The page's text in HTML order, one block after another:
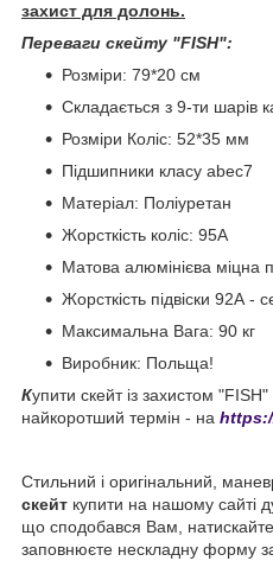
захист для долонь.
Переваги скейту "FISH":
Розміри: 79*20 см
Складається з 9-ти шарів
Розміри Коліс: 52*35 мм
Підшипники класу abec7
Матеріал: Поліуретан
Жорсткість коліс: 95А
Матова алюмінієва міцна
Жорсткість підвіски 92А -
Максимальна Вага: 90 кг
Виробник: Польща!
Купити скейт із захистом
найкоротший термін - на
Стильний і оригінальний,
скейт купити на нашому сайті
що сподобався Вам,
заповнюєте нескладну форму